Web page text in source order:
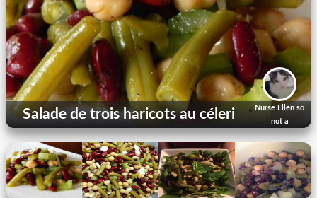
Nurse Ellen so
not a
Salade de trois haricots au céleri